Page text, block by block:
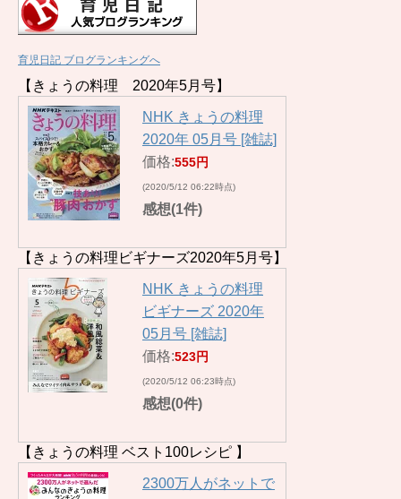
育児日記 ブログランキングへ
【きょうの料理 2020年5月号】
NHK きょうの料理
2020年 05月号 [雑誌]
価格:555円
(2020/5/12 06:22時点)
感想(1件)
【きょうの料理ビギナーズ2020年5月号】
NHK きょうの料理
ビギナーズ 2020年
05月号 [雑誌]
価格:523円
(2020/5/12 06:23時点)
感想(0件)
【きょうの料理 ベスト100レシピ 】
2300万人がネットで